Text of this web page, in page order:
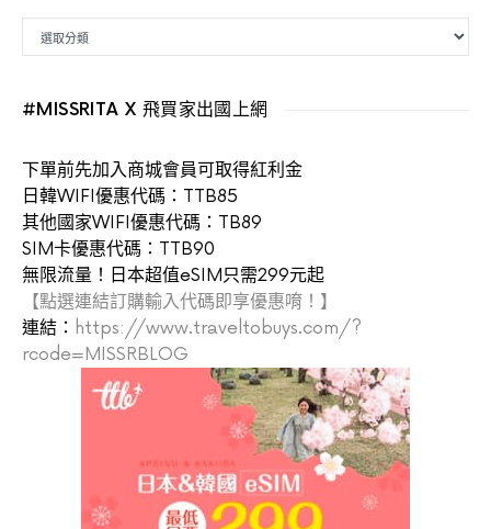
#MISSRITA X 飛買家出國上網
下單前先加入商城會員可取得紅利金
日韓WIFI優惠代碼：TTB85
其他國家WIFI優惠代碼：TB89
SIM卡優惠代碼：TTB90
無限流量！日本超值eSIM只需299元起
【點選連結訂購輸入代碼即享優惠唷！】
連結： https://www.traveltobuys.com/?
rcode=MISSRBLOG